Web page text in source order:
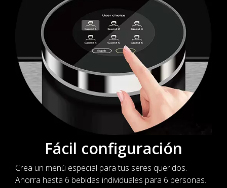
Fácil configuración
Crea un menú especial para tus seres queridos.
Ahorra hasta 6 bebidas individuales para 6 personas.